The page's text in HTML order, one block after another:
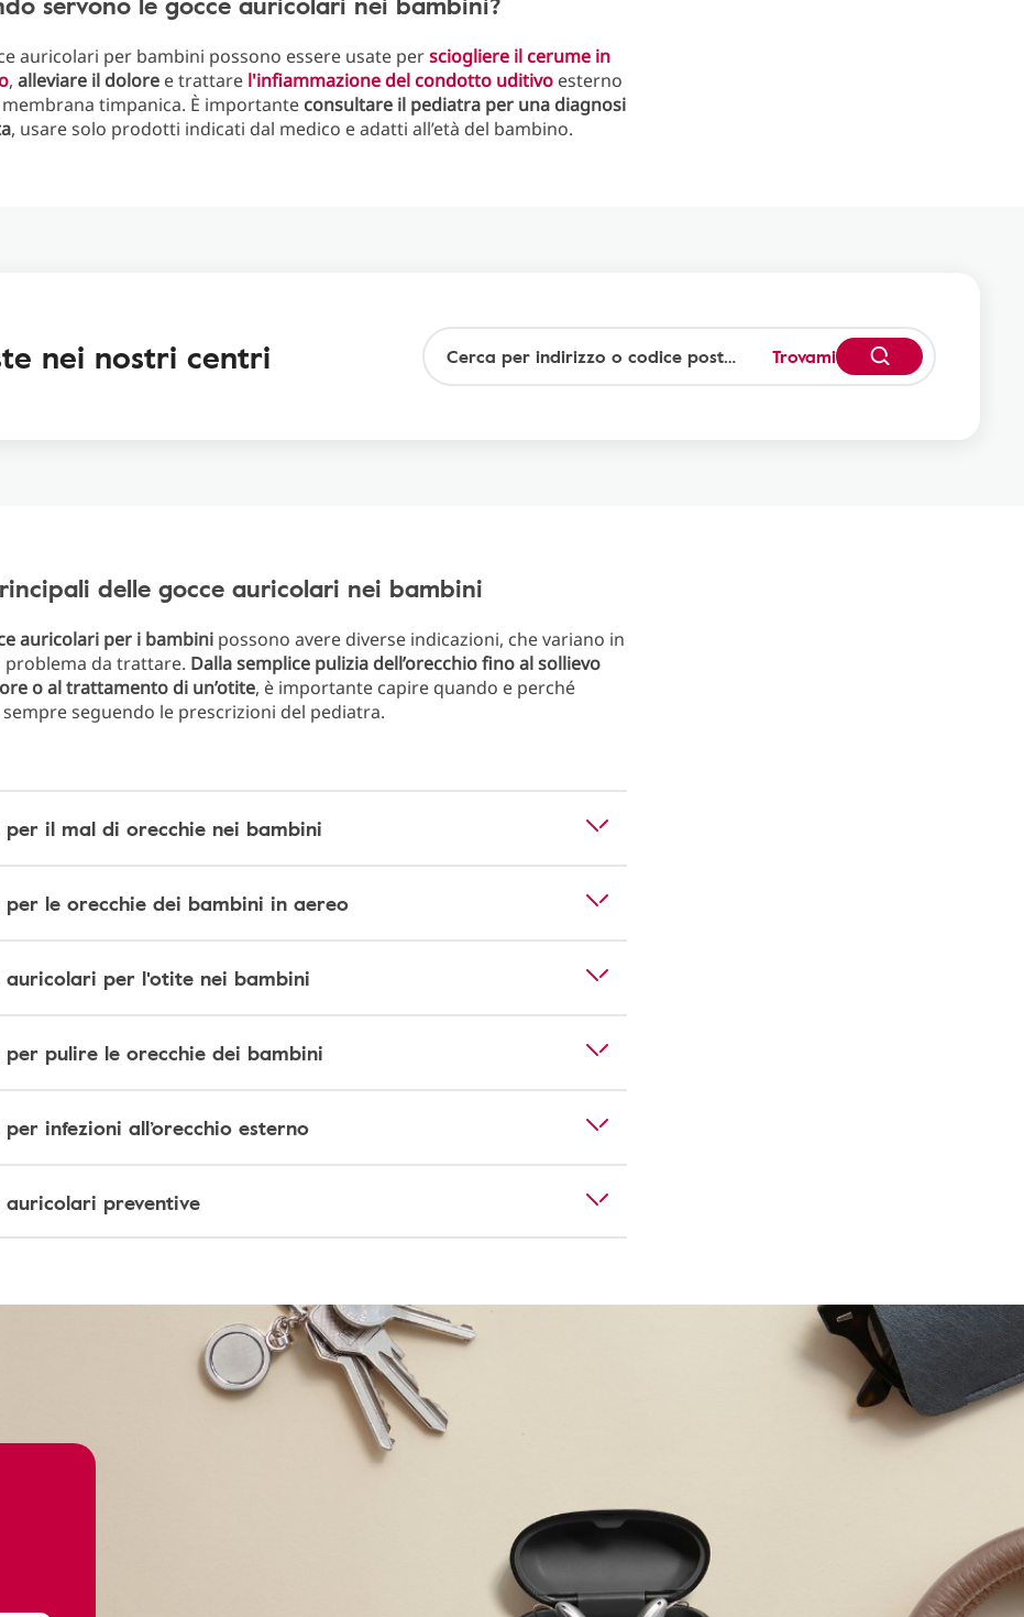
auricolari per bambini possono essere usate persciogliere il cerume in
, alleviare il dolore e trattare l'infiammazione del condotto uditivo esterno
timpanica. È importante consultare il pediatra per una diagnosi
, usare solo prodotti indicati dal medico e adatti all’età del bambino.
nei nostri centri Trovami
delle gocce auricolari nei bambini
auricolari per i bambini possono avere diverse indicazioni, che variano in
problema da trattare. Dalla semplice pulizia dell’orecchio fino al sollievo
o al trattamento di un’otite, è importante capire quando e perché
sempre seguendo le prescrizioni del pediatra.
per il mal di orecchie nei bambini
per le orecchie dei bambini in aereo
auricolari per l'otite nei bambini
per pulire le orecchie dei bambini
per infezioni all’orecchio esterno
auricolari preventive